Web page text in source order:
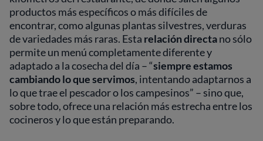
productos más específicos o más difíciles de
encontrar, como algunas plantas silvestres, verduras
de variedades más raras. Esta relación directano sólo
permite un menú completamente diferente y
adaptado a la cosecha del día – “siempre estamos
cambiando lo que servimos, intentando adaptarnos a
lo que trae el pescador o los campesinos” – sino que,
sobre todo, ofrece una relación más estrecha entre los
cocineros y lo que están preparando.